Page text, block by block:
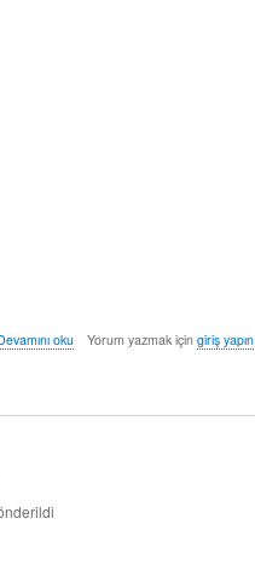
oku Yorum yazmak içingiriş yapın